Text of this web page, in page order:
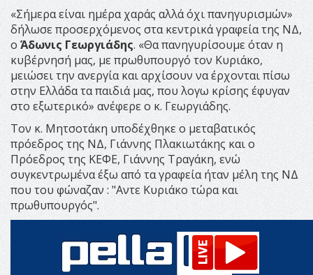
«Σήμερα είναι ημέρα χαράς αλλά όχι πανηγυρισμών»
δήλωσε προσερχόμενος στα κεντρικά γραφεία της ΝΔ,
οΆδωνις Γεωργιάδης. «Θα πανηγυρίσουμε όταν η
κυβέρνησή μας, με πρωθυπουργό τον Κυριάκο,
μειώσει την ανεργία και αρχίσουν να έρχονται πίσω
στην Ελλάδα τα παιδιά μας, που λογω κρίσης έφυγαν
στο εξωτερικό» ανέφερε ο κ. Γεωργιάδης.
Τον κ. Μητσοτάκη υποδέχθηκε ο μεταβατικός
πρόεδρος της ΝΔ, Γιάννης Πλακιωτάκης και ο
Πρόεδρος της ΚΕΦΕ, Γιάννης Τραγάκη, ενώ
συγκεντρωμένα έξω από τα γραφεία ήταν μέλη της ΝΔ
που του φώναζαν : "Αντε Κυριάκο τώρα και
πρωθυπουργός".